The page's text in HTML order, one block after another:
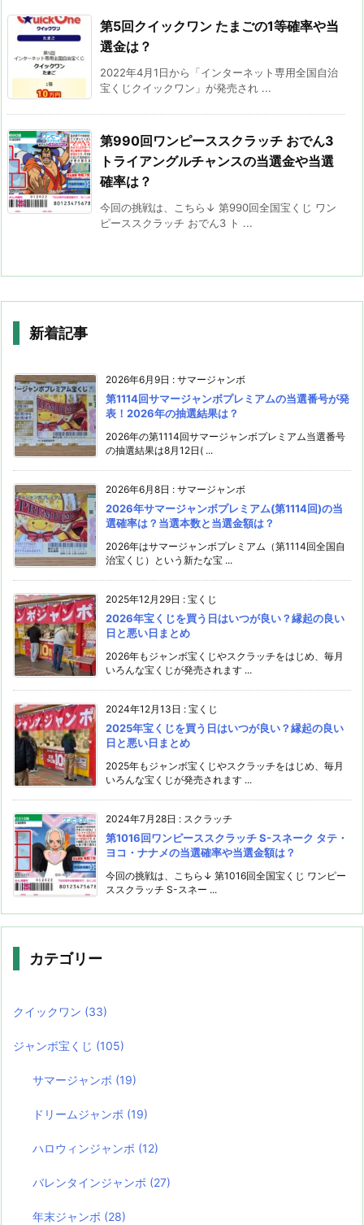
第5回クイックワン たまごの1等確率や当
選金は？
2022年4月1日から「インターネット専用全国自治
宝くじクイックワン」が発売され ...
第990回ワンピーススクラッチ おでん3
トライアングルチャンスの当選金や当選
確率は？
今回の挑戦は、こちら↓ 第990回全国宝くじ ワン
ピーススクラッチ おでん3 ト ...
新着記事
2026年6月9日 : サマージャンボ
第1114回サマージャンボプレミアムの当選番号が発
表！2026年の抽選結果は？
2026年の第1114回サマージャンボプレミアム当選番号
の抽選結果は8月12日( ...
2026年6月8日 : サマージャンボ
2026年サマージャンボプレミアム(第1114回)の当
選確率は？当選本数と当選金額は？
2026年はサマージャンボプレミアム（第1114回全国自
治宝くじ）という新たな宝 ...
2025年12月29日 : 宝くじ
2026年宝くじを買う日はいつが良い？縁起の良い
日と悪い日まとめ
2026年もジャンボ宝くじやスクラッチをはじめ、毎月
いろんな宝くじが発売されます ...
2024年12月13日 : 宝くじ
2025年宝くじを買う日はいつが良い？縁起の良い
日と悪い日まとめ
2025年もジャンボ宝くじやスクラッチをはじめ、毎月
いろんな宝くじが発売されます ...
2024年7月28日 : スクラッチ
第1016回ワンピーススクラッチ S-スネーク タテ・
ヨコ・ナナメの当選確率や当選金額は？
今回の挑戦は、こちら↓ 第1016回全国宝くじ ワンピー
ススクラッチ S-スネー ...
カテゴリー
クイックワン (33)
ジャンボ宝くじ (105)
サマージャンボ (19)
ドリームジャンボ (19)
ハロウィンジャンボ (12)
バレンタインジャンボ (27)
年末ジャンボ (28)